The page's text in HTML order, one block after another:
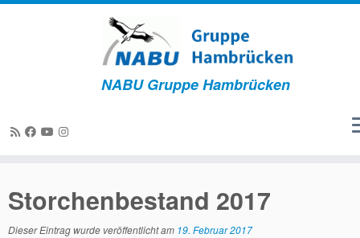
Inhalt
springen
NABU Gruppe Hambrücken
Storchenbestand 2017
Dieser Eintrag wurde veröffentlicht am 19. Februar 2017